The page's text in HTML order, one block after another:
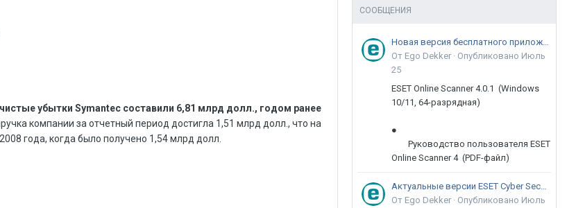
убытки Symantec составили 6,81 млрд долл., годом ранее
компании за отчетный период достигла 1,51 млрд долл., что на
года, когда было получено 1,54 млрд долл.
СООБЩЕНИЯ
Новая версия бесплатного приложения ESET Online Scanner доступна пользователям
От Ego Dekker · Опубликовано Июль
25
ESET Online Scanner 4.0.1 (Windows
10/11, 64-разрядная)
●
Руководство пользователя ESET
Online Scanner 4 (PDF-файл)
Актуальные версии ESET Cyber Security 9
От Ego Dekker · Опубликовано Июль